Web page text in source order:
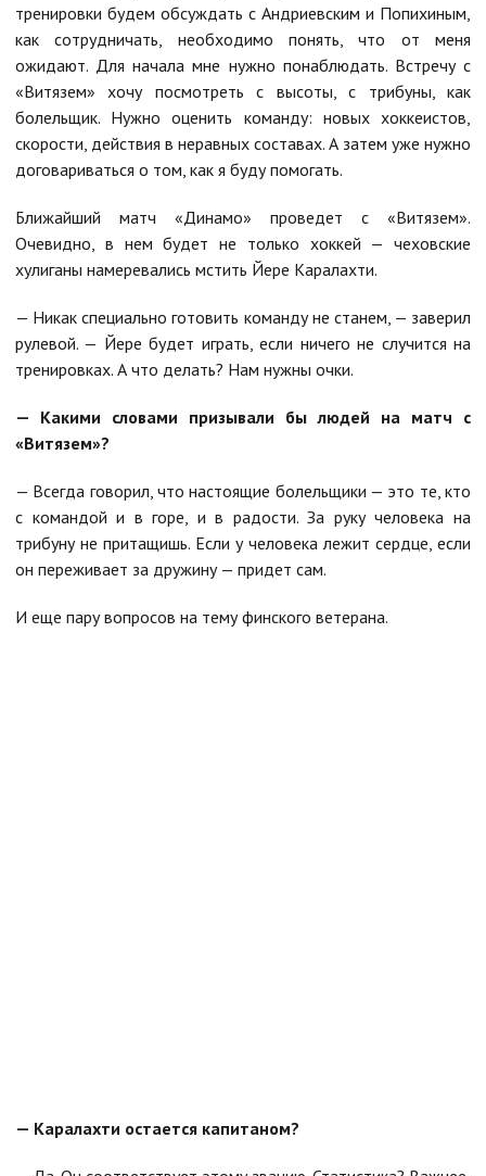
тренировки будем обсуждать с Андриевским и Попихиным,
как сотрудничать, необходимо понять, что от меня
ожидают. Для начала мне нужно понаблюдать. Встречу с
«Витязем» хочу посмотреть с высоты, с трибуны, как
болельщик. Нужно оценить команду: новых хоккеистов,
скорости, действия в неравных составах. А затем уже нужно
договариваться о том, как я буду помогать.
Ближайший матч «Динамо» проведет с «Витязем».
Очевидно, в нем будет не только хоккей — чеховские
хулиганы намеревались мстить Йере Каралахти.
— Никак специально готовить команду не станем, — заверил
рулевой. — Йере будет играть, если ничего не случится на
тренировках. А что делать? Нам нужны очки.
— Какими словами призывали бы людей на матч с
«Витязем»?
— Всегда говорил, что настоящие болельщики — это те, кто
с командой и в горе, и в радости. За руку человека на
трибуну не притащишь. Если у человека лежит сердце, если
он переживает за дружину — придет сам.
И еще пару вопросов на тему финского ветерана.
— Каралахти остается капитаном?